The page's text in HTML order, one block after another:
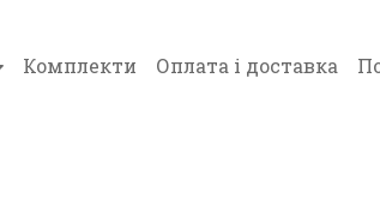
Комплекти Оплата і доставка